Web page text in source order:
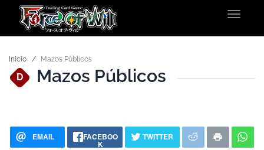
Toggle
Inicio Mazos Públicos
D Mazos Públicos
EMAIL FACEBOO
K
TWITTER